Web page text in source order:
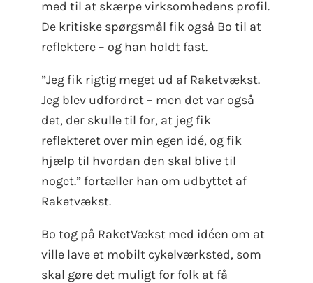
med til at skærpe virksomhedens profil.
De kritiske spørgsmål fik også Bo til at
reflektere – og han holdt fast.
”Jeg fik rigtig meget ud af Raketvækst.
Jeg blev udfordret – men det var også
det, der skulle til for, at jeg fik
reflekteret over min egen idé, og fik
hjælp til hvordan den skal blive til
noget.” fortæller han om udbyttet af
Raketvækst.
Bo tog på RaketVækst med idéen om at
ville lave et mobilt cykelværksted, som
skal gøre det muligt for folk at få